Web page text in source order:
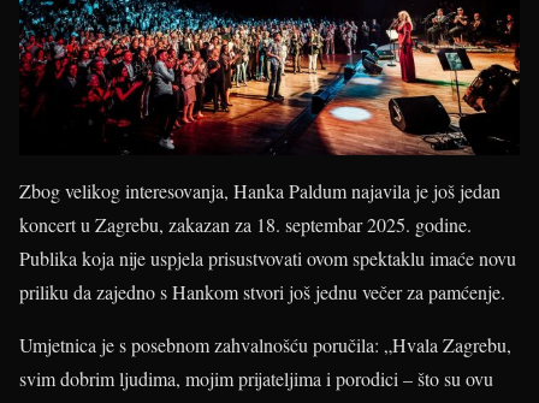
Zbog velikog interesovanja, Hanka Paldum najavila je još jedan
koncert u Zagrebu, zakazan za 18. septembar 2025. godine.
Publika koja nije uspjela prisustvovati ovom spektaklu imaće novu
priliku da zajedno s Hankom stvori još jednu večer za pamćenje.
Umjetnica je s posebnom zahvalnošću poručila: „Hvala Zagrebu,
svim dobrim ljudima, mojim prijateljima i porodici – što su ovu